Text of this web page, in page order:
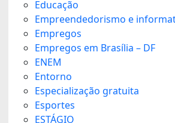
Educação
Empreendedorismo e
Empregos
Empregos em Brasília – DF
ENEM
Entorno
Especialização gratuita
Esportes
ESTÁGIO